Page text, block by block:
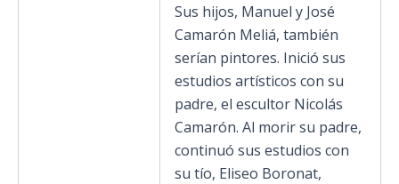
Sus hijos, Manuel y José
Camarón Meliá, también
serían pintores. Inició sus
estudios artísticos con su
padre, el escultor Nicolás
Camarón. Al morir su padre,
continuó sus estudios con
su tío, Eliseo Boronat,